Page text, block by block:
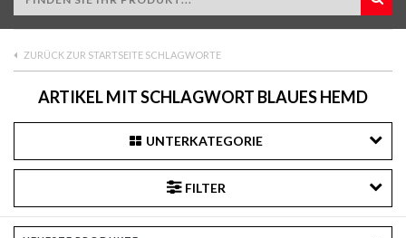
ZURÜCK ZUR STARTSEITE SCHLAGWORTE
ARTIKEL MIT SCHLAGWORT BLAUES HEMD
UNTERKATEGORIE
FILTER